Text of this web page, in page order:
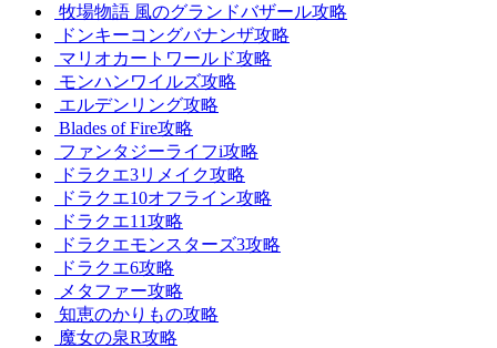
牧場物語 風のグランドバザール攻略
ドンキーコングバナンザ攻略
マリオカートワールド攻略
モンハンワイルズ攻略
エルデンリング攻略
Blades of Fire攻略
ファンタジーライフi攻略
ドラクエ3リメイク攻略
ドラクエ10オフライン攻略
ドラクエ11攻略
ドラクエモンスターズ3攻略
ドラクエ6攻略
メタファー攻略
知恵のかりもの攻略
魔女の泉R攻略